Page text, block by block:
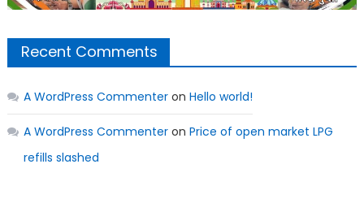
Recent Comments
A WordPress Commenteron Hello world!
A WordPress Commenteron Price of open market LPG
refills slashed